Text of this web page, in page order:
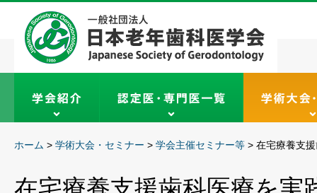
ホーム > 学術大会・セミナー > 学会主催セミナー等 > 在宅療養支